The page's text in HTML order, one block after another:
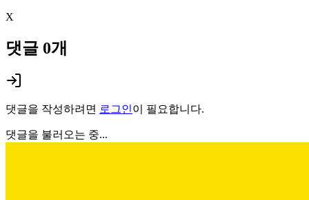
X
댓글 0개
댓글을 작성하려면 로그인이 필요합니다.
댓글을 불러오는 중...